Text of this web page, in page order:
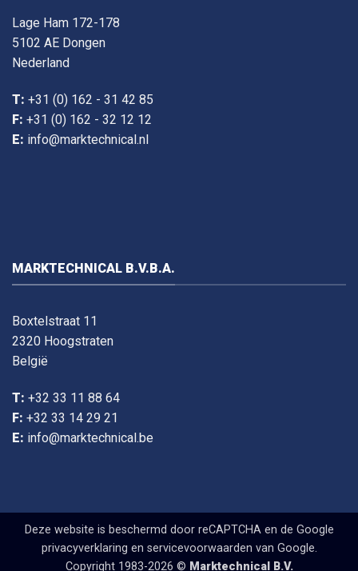
Lage Ham 172-178
5102 AE Dongen
Nederland
T: +31 (0) 162 - 31 42 85
F: +31 (0) 162 - 32 12 12
E: info@marktechnical.nl
MARKTECHNICAL B.V.B.A.
Boxtelstraat 11
2320 Hoogstraten
België
T: +32 33 11 88 64
F: +32 33 14 29 21
E: info@marktechnical.be
Deze website is beschermd door reCAPTCHA en de Google
privacyverklaring en servicevoorwaarden van Google.
Copyright 1983-2026 © Marktechnical B.V.